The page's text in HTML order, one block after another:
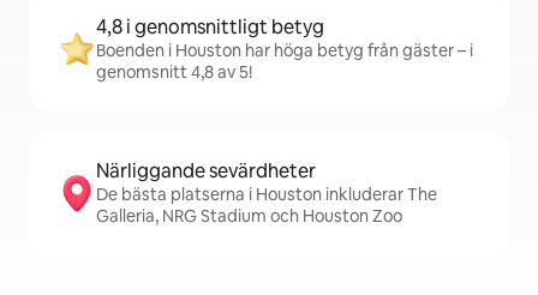
4,8 i genomsnittligt betyg
Boenden i Houston har höga betyg från gäster – i
genomsnitt 4,8 av 5!
Närliggande sevärdheter
De bästa platserna i Houston inkluderar The
Galleria, NRG Stadium och Houston Zoo